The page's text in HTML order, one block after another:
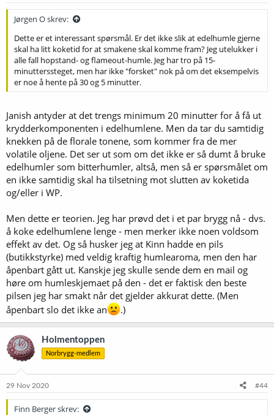
Jørgen O skrev:
Dette er et interessant spørsmål. Er det ikke slik at edelhumle gjerne
skal ha litt koketid for at smakene skal komme fram? Jeg utelukker i
alle fall hopstand- og flameout-humle. Jeg har tro på 15-
minutterssteget, men har ikke "forsket" nok på om det eksempelvis
er noe å hente på 30 og 5 minutter.
Janish antyder at det trengs minimum 20 minutter for å få ut
krydderkomponenten i edelhumlene. Men da tar du samtidig
knekken på de florale tonene, som kommer fra de mer
volatile oljene. Det ser ut som om det ikke er så dumt å bruke
edelhumler som bitterhumler, altså, men så er spørsmålet om
en ikke samtidig skal ha tilsetning mot slutten av koketida
og/eller i WP.
Men dette er teorien. Jeg har prøvd det i et par brygg nå - dvs.
å koke edelhumlene lenge - men merker ikke noen voldsom
effekt av det. Og så husker jeg at Kinn hadde en pils
(butikkstyrke) med veldig kraftig humlearoma, men den har
åpenbart gått ut. Kanskje jeg skulle sende dem en mail og
høre om humleskjemaet på den - det er faktisk den beste
pilsen jeg har smakt når det gjelder akkurat dette. (Men
åpenbart slo det ikke an
.)
Holmentoppen
Norbrygg-medlem
29 Nov 2020 #44
Finn Berger skrev: